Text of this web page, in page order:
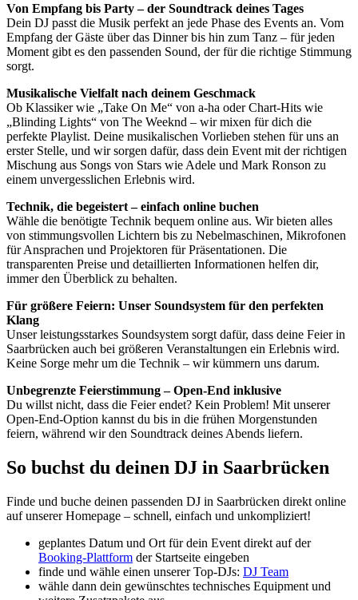
Von Empfang bis Party – der Soundtrack deines Tages
Dein DJ passt die Musik perfekt an jede Phase des Events an. Vom
Empfang der Gäste über das Dinner bis hin zum Tanz – für jeden
Moment gibt es den passenden Sound, der für die richtige Stimmung
sorgt.
Musikalische Vielfalt nach deinem Geschmack
Ob Klassiker wie „Take On Me“ von a-ha oder Chart-Hits wie
„Blinding Lights“ von The Weeknd – wir mixen für dich die
perfekte Playlist. Deine musikalischen Vorlieben stehen für uns an
erster Stelle, und wir sorgen dafür, dass dein Event mit der richtigen
Mischung aus Songs von Stars wie Adele und Mark Ronson zu
einem unvergesslichen Erlebnis wird.
Technik, die begeistert – einfach online buchen
Wähle die benötigte Technik bequem online aus. Wir bieten alles
von stimmungsvollen Lichtern bis zu Nebelmaschinen, Mikrofonen
für Ansprachen und Projektoren für Präsentationen. Die
transparenten Preise und detaillierten Informationen helfen dir,
immer den Überblick zu behalten.
Für größere Feiern: Unser Soundsystem für den perfekten
Klang
Unser leistungsstarkes Soundsystem sorgt dafür, dass deine Feier in
Saarbrücken auch bei größeren Veranstaltungen ein Erlebnis wird.
Keine Sorge mehr um die Technik – wir kümmern uns darum.
Unbegrenzte Feierstimmung – Open-End inklusive
Du willst nicht, dass die Feier endet? Kein Problem! Mit unserer
Open-End-Option kannst du bis in die frühen Morgenstunden
feiern, während wir den Soundtrack deines Abends liefern.
So buchst du deinen DJ in Saarbrücken
Finde und buche deinen passenden DJ in Saarbrücken direkt online
auf unserer Homepage – schnell, einfach und unkompliziert!
geplantes Datum und Ort für dein Event direkt auf der
Booking-Plattform der Startseite eingeben
finde und wähle einen unserer Top-DJs: DJ Team
wähle dann dein gewünschtes technisches Equipment und